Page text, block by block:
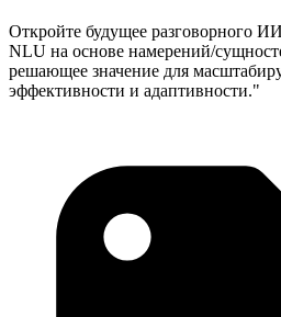
Откройте будущее разговорного
NLU на основе намерений/
решающее значение для
эффективности и адаптивности."